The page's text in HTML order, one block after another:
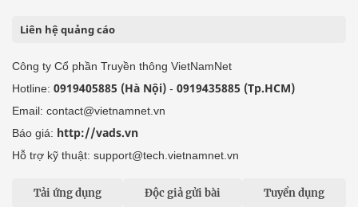
Liên hệ quảng cáo
Công ty Cổ phần Truyền thông VietNamNet
Hotline: 0919405885 (Hà Nội) - 0919435885 (Tp.HCM)
Email: contact@vietnamnet.vn
Báo giá: http://vads.vn
Hỗ trợ kỹ thuật: support@tech.vietnamnet.vn
Tải ứng dụng Độc giả gửi bài Tuyển dụng